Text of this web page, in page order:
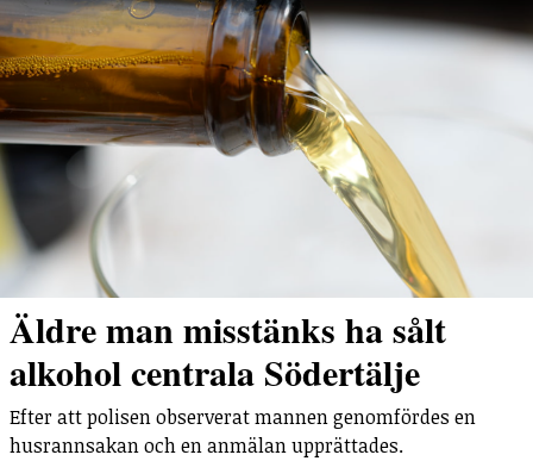
Äldre man misstänks ha sålt
alkohol centrala Södertälje
Efter att polisen observerat mannen genomfördes en
husrannsakan och en anmälan upprättades.